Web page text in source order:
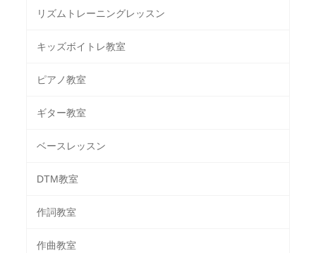
リズムトレーニングレッスン
キッズボイトレ教室
ピアノ教室
ギター教室
ベースレッスン
DTM教室
作詞教室
作曲教室